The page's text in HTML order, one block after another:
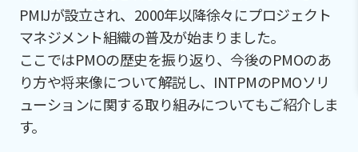
PMIJが設立され、2000年以降徐々にプロジェクト
マネジメント組織の普及が始まりました。
ここではPMOの歴史を振り返り、今後のPMOのあ
り方や将来像について解説し、INTPMのPMOソリ
ューションに関する取り組みについてもご紹介しま
す。